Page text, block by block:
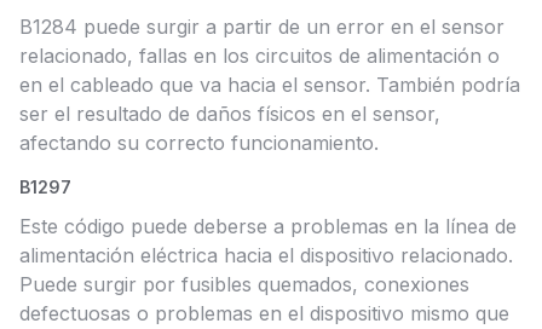
B1284 puede surgir a partir de un error en el sensor
relacionado, fallas en los circuitos de alimentación o
en el cableado que va hacia el sensor. También podría
ser el resultado de daños físicos en el sensor,
afectando su correcto funcionamiento.
B1297
Este código puede deberse a problemas en la línea de
alimentación eléctrica hacia el dispositivo relacionado.
Puede surgir por fusibles quemados, conexiones
defectuosas o problemas en el dispositivo mismo que